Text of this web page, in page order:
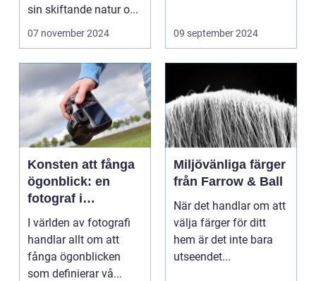
sin skiftande natur o...
07 november 2024 09 september 2024
Konsten att fånga
ögonblick: en
fotograf i
Norrköping
I världen av fotografi
handlar allt om att
fånga ögonblicken
som definierar vå...
Miljövänliga färger
från Farrow & Ball
När det handlar om att
välja färger för ditt
hem är det inte bara
utseendet...